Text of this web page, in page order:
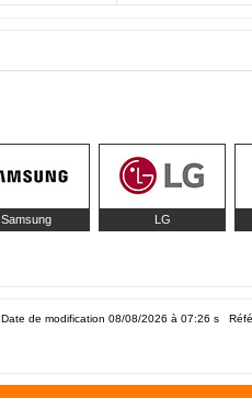
Samsung LG
Date de modification 08/08/2026 à 07:26 s